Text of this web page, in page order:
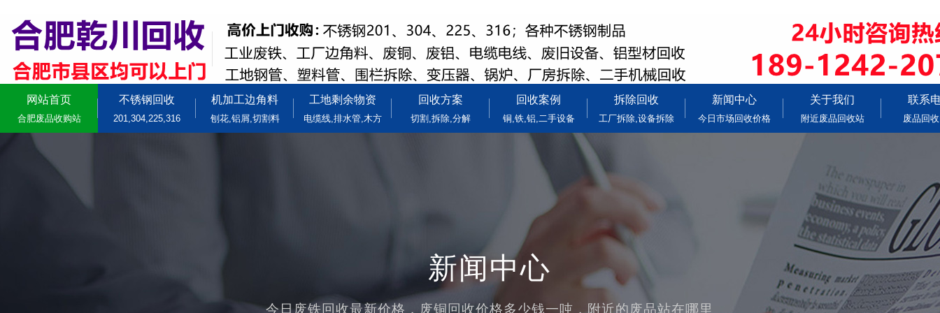
网站首页
合肥废品收购站
不锈钢回收
201,304,225,316
机加工边角料
刨花,铝屑,切割料
工地剩余物资
电缆线,排水管,木方
回收方案
切割,拆除,分解
回收案例
铜,铁,铝,二手设备
拆除回收
工厂拆除,设备拆除
新闻中心
今日市场回收价格
关于我们
附近废品回收站
联系
废品回
新闻中心
今日废铁回收最新价格，废铜回收价格多少钱一吨，附近的废品站在哪里